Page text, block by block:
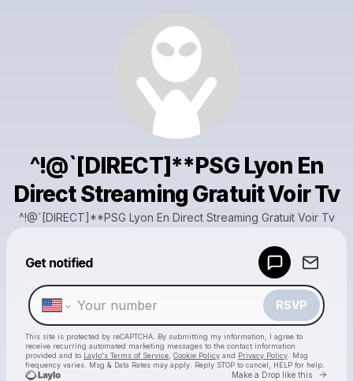
^!@`[DIRECT]**PSG Lyon En
Direct Streaming Gratuit Voir Tv
^!@`[DIRECT]**PSG Lyon En Direct Streaming Gratuit Voir Tv
Get notified
RSVP
This site is protected by reCAPTCHA. By submitting my information, I agree to
receive recurring automated marketing messages to the contact information
provided and to Laylo's Terms of Service Cookie Policy and Privacy Policy . Msg
frequency varies. Msg & Data Rates may apply. Reply STOP to cancel, HELP for help.
Make a Drop like this Go